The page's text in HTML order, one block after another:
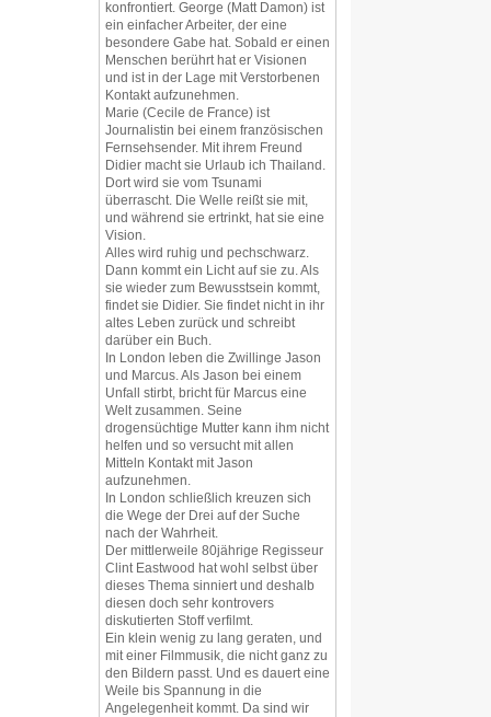
konfrontiert. George (Matt Damon) ist
ein einfacher Arbeiter, der eine
besondere Gabe hat. Sobald er einen
Menschen berührt hat er Visionen
und ist in der Lage mit Verstorbenen
Kontakt aufzunehmen.
Marie (Cecile de France) ist
Journalistin bei einem französischen
Fernsehsender. Mit ihrem Freund
Didier macht sie Urlaub ich Thailand.
Dort wird sie vom Tsunami
überrascht. Die Welle reißt sie mit,
und während sie ertrinkt, hat sie eine
Vision.
Alles wird ruhig und pechschwarz.
Dann kommt ein Licht auf sie zu. Als
sie wieder zum Bewusstsein kommt,
findet sie Didier. Sie findet nicht in ihr
altes Leben zurück und schreibt
darüber ein Buch.
In London leben die Zwillinge Jason
und Marcus. Als Jason bei einem
Unfall stirbt, bricht für Marcus eine
Welt zusammen. Seine
drogensüchtige Mutter kann ihm nicht
helfen und so versucht mit allen
Mitteln Kontakt mit Jason
aufzunehmen.
In London schließlich kreuzen sich
die Wege der Drei auf der Suche
nach der Wahrheit.
Der mittlerweile 80jährige Regisseur
Clint Eastwood hat wohl selbst über
dieses Thema sinniert und deshalb
diesen doch sehr kontrovers
diskutierten Stoff verfilmt.
Ein klein wenig zu lang geraten, und
mit einer Filmmusik, die nicht ganz zu
den Bildern passt. Und es dauert eine
Weile bis Spannung in die
Angelegenheit kommt. Da sind wir